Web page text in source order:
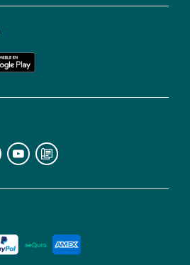
de
en
cualquier
Para
información,
puedes
nuestra
de
privacidad</2>.